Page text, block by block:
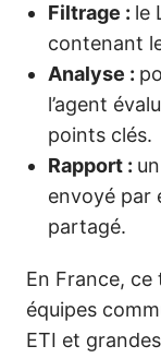
Filtrage : le
contenant
Analyse :
l’agent
points clés.
Rapport :
envoyé par
partagé.
En France, ce
équipes
ETI et